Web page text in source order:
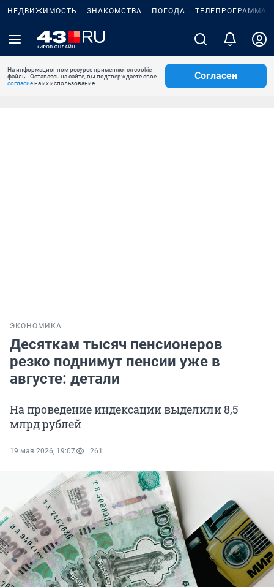
НЕДВИЖИМОСТЬ ЗНАКОМСТВА ПОГОДА ТЕЛЕПРОГРАММА
На информационном ресурсе применяются cookie-
файлы. Оставаясь на сайте, вы подтверждаете свое
согласиена их использование.
Согласен
ЭКОНОМИКА
Десяткам тысяч пенсионеров
резко поднимут пенсии уже в
августе: детали
На проведение индексации выделили 8,5
млрд рублей
19 мая 2026, 19:07 261